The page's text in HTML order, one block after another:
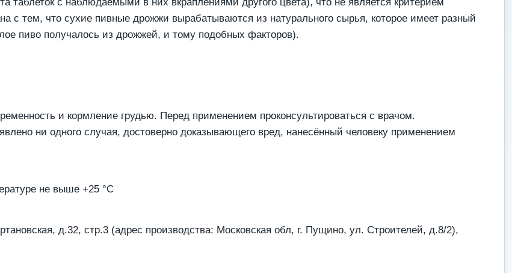
с тем, что сухие пивные дрожжи вырабатываются из натурального сырья, которое имеет разный
пиво получалось из дрожжей, и тому подобных факторов).
и кормление грудью. Перед применением проконсультироваться с врачом.
ни одного случая, достоверно доказывающего вред, нанесённый человеку применением
не выше +25 °С
д.32, стр.3 (адрес производства: Московская обл, г. Пущино, ул. Строителей, д.8/2),